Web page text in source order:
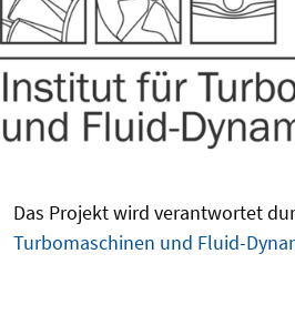
Das Projekt wird verantwortet
Turbomaschinen und Fluid-